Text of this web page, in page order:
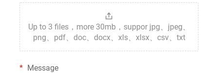
Up to 3 files，more 30mb，suppor jpg、jpeg、
png、pdf、doc、docx、xls、xlsx、csv、txt
Message